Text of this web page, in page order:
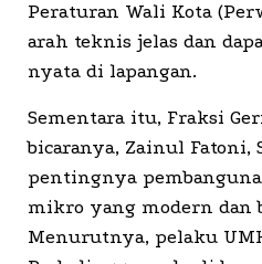
Peraturan Wali Kota
arah teknis jelas dan
nyata di lapangan.
Sementara itu, Fraksi
bicaranya, Zainul Fatoni,
pentingnya
mikro yang modern dan
Menurutnya, pelaku